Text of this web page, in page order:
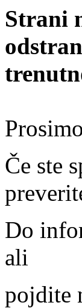
Strani
Če ste
Do
ali
pojdite